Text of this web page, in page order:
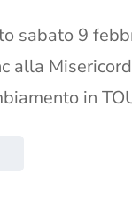
sabato 9
alla
in